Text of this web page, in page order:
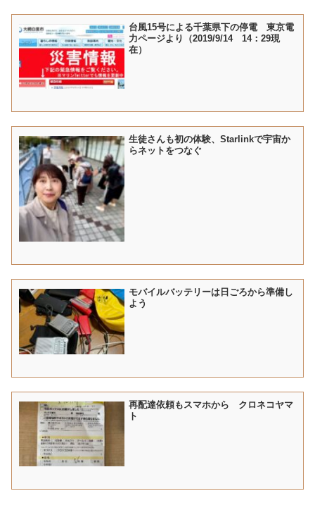
台風15号による千葉県下の停電 東京電
力ページより（2019/9/14 14：29現
在）
生徒さんも初の体験、Starlinkで宇宙か
らネットをつなぐ
モバイルバッテリーは日ごろから準備し
よう
再配達依頼もスマホから クロネコヤマ
ト